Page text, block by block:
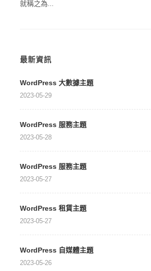
就稱之為...
最新資訊
WordPress 大數據主題
2023-05-29
WordPress 服務主題
2023-05-28
WordPress 服務主題
2023-05-27
WordPress 租賃主題
2023-05-27
WordPress 自媒體主題
2023-05-26